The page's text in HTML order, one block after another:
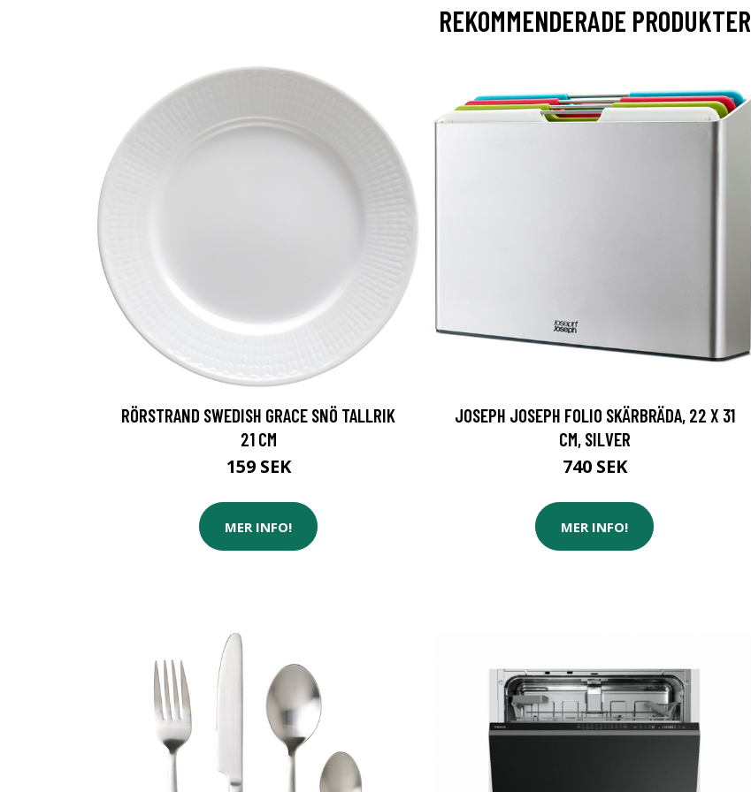
REKOMMENDERADE PRODUKTER
RÖRSTRAND SWEDISH GRACE SNÖ TALLRIK
21 CM
159 SEK
MER INFO!
JOSEPH JOSEPH FOLIO SKÄRBRÄDA, 22 X 31
CM, SILVER
740 SEK
MER INFO!